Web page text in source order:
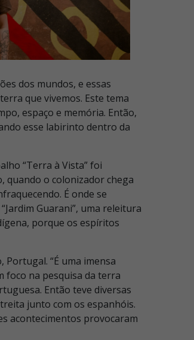
dos mundos, e essas
que vivemos. Este tema
espaço e memória. Então,
esse labirinto dentro da
“Terra à Vista” foi
quando o colonizador chega
É onde se
Guarani”, uma releitura
porque os espíritos
Portugal. “É uma imensa
foco na pesquisa da terra
Então teve diversas
junto com os espanhóis.
acontecimentos provocaram